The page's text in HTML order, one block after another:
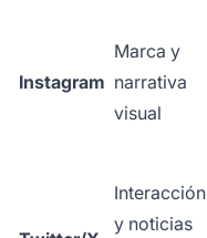
Instagram
Marca y
narrativa
visual
Interacción
y noticias